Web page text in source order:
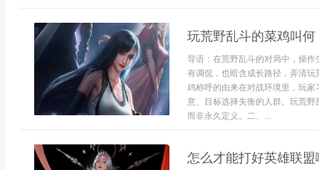
玩荒野乱斗的菜鸡叫何
导语：在荒野乱斗的对局中，操
有调侃，也暗含成长路径，弄清
鸡称呼的由来在对战环境里，玩
意、目标选择失衡的人群。玩荒
而非永久定义。二、...
怎么才能打好英雄联盟